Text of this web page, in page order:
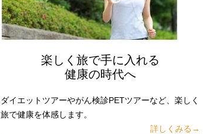
楽しく旅で手に入れる
健康の時代へ
ダイエットツアーやがん検診PETツアーなど、楽しく
旅で健康を体感します。
詳しくみる→